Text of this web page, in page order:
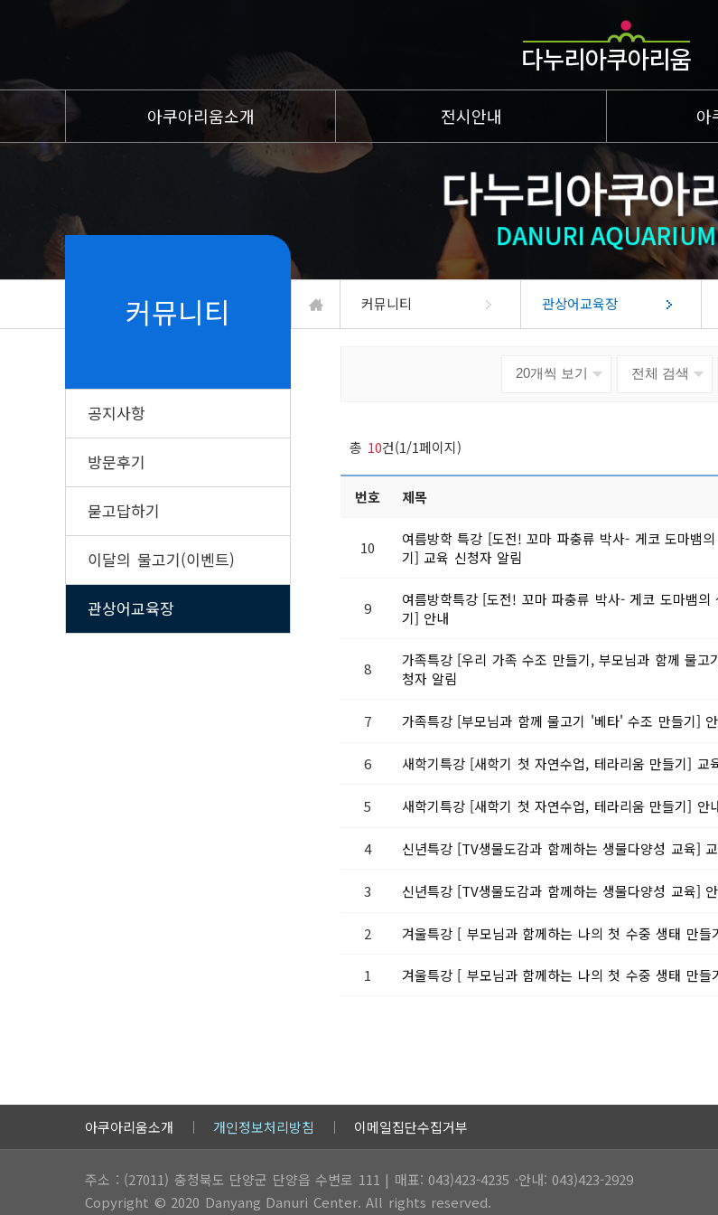
아쿠아리움소개 전시안내
전체층
아
이달의물고기
계곡이야기
남한강이야기
생태지도
커뮤니티 관상어교육장
총 10건(1/1페이지)
번호 제목
10
여름방학 특강 [도전! 꼬마 파충류 박사- 게코 도마뱀
기] 교육 신청자 알림
9
여름방학특강 [도전! 꼬마 파충류 박사- 게코 도마뱀의
기] 안내
8
가족특강 [우리 가족 수조 만들기, 부모님과 함께 물고
청자 알림
7 가족특강 [부모님과 함께 물고기 '베타' 수조 만들기]
6 새학기특강 [새학기 첫 자연수업, 테라리움 만들기] 교
5 새학기특강 [새학기 첫 자연수업, 테라리움 만들기] 안
4 신년특강 [TV생물도감과 함께하는 생물다양성 교육]
3 신년특강 [TV생물도감과 함께하는 생물다양성 교육]
2 겨울특강 [ 부모님과 함께하는 나의 첫 수중 생태 만들
1 겨울특강 [ 부모님과 함께하는 나의 첫 수중 생태 만들
커뮤니티
공지사항
방문후기
묻고답하기
이달의 물고기(이벤트)
관상어교육장
아쿠아리움소개 개인정보처리방침 이메일집단수집거부
주소 : (27011) 충청북도 단양군 단양읍 수변로 111 | 매표: 043)423-4235 ·안내: 043)423-2929
Copyright © 2020 Danyang Danuri Center. All rights reserved.